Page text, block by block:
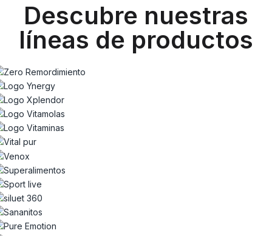
Descubre nuestras
líneas de productos